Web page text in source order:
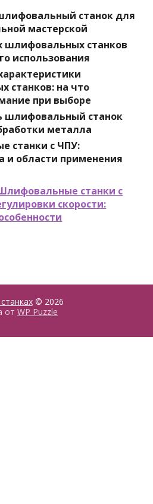
станок для
мастерской
шлифовальных станков
использования
станков: на что
при выборе
шлифовальный станок
металла
станки с ЧПУ:
и области применения
станки с
скорости:
© 2026
от WP Puzzle